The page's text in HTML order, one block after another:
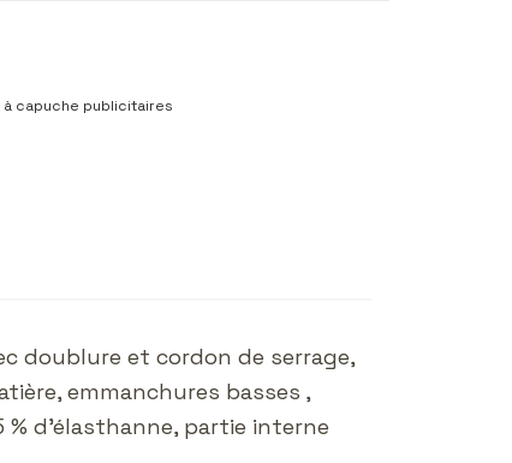
à capuche publicitaires
doublure et cordon de serrage,
emmanchures basses ,
d'élasthanne, partie interne